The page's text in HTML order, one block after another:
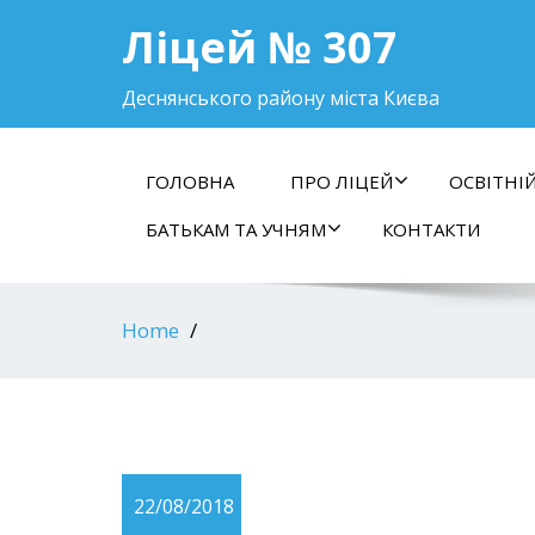
Ліцей № 307
Деснянського району міста Києва
ГОЛОВНА ПРО ЛІЦЕЙ
БАТЬКАМ ТА УЧНЯМ
КОНТАКТИ
Home
22/08/2018